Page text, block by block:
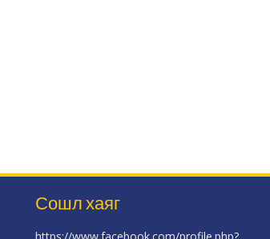
Сошл хаяг